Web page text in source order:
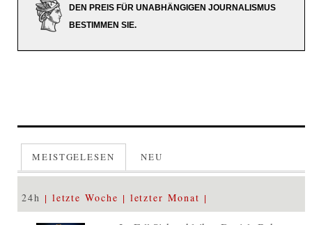
DEN PREIS FÜR UNABHÄNGIGEN JOURNALISMUS
BESTIMMEN SIE.
MEISTGELESEN NEU
24h letzte Woche letzter Monat